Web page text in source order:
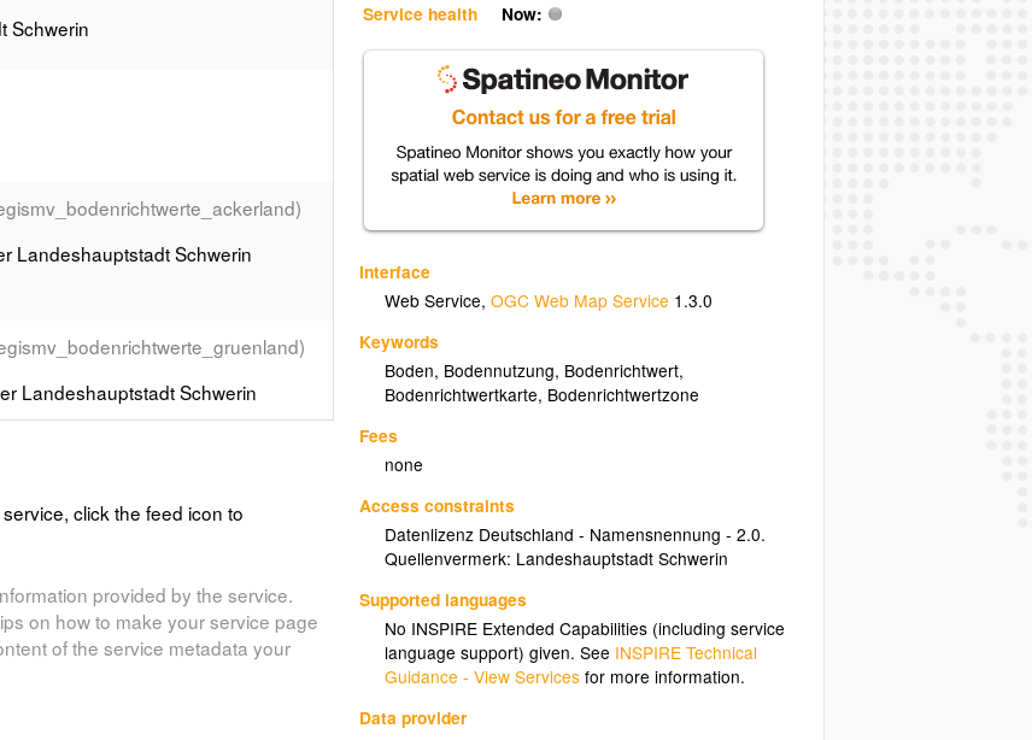
Service health Now:
Interface
Web Service,OGC Web Map Service 1.3.0
Keywords
Boden, Bodennutzung, Bodenrichtwert,
Bodenrichtwertkarte, Bodenrichtwertzone
Fees
none
Access constraints
Datenlizenz Deutschland - Namensnennung - 2.0.
Quellenvermerk: Landeshauptstadt Schwerin
Supported languages
No INSPIRE Extended Capabilities (including service
language support) given. See INSPIRE Technical
Guidance - View Services for more information.
Data provider
Schwerin
Landeshauptstadt Schwerin
Landeshauptstadt Schwerin
Schwerin
Schwerin
click the feed icon to
provided by the service.
on how to make your service page
of the service metadata your